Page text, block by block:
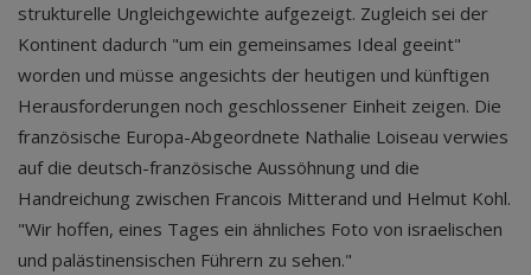
strukturelle Ungleichgewichte aufgezeigt. Zugleich sei der
Kontinent dadurch "um ein gemeinsames Ideal geeint"
worden und müsse angesichts der heutigen und künftigen
Herausforderungen noch geschlossener Einheit zeigen. Die
französische Europa-Abgeordnete Nathalie Loiseau verwies
auf die deutsch-französische Aussöhnung und die
Handreichung zwischen Francois Mitterand und Helmut Kohl.
"Wir hoffen, eines Tages ein ähnliches Foto von israelischen
und palästinensischen Führern zu sehen."